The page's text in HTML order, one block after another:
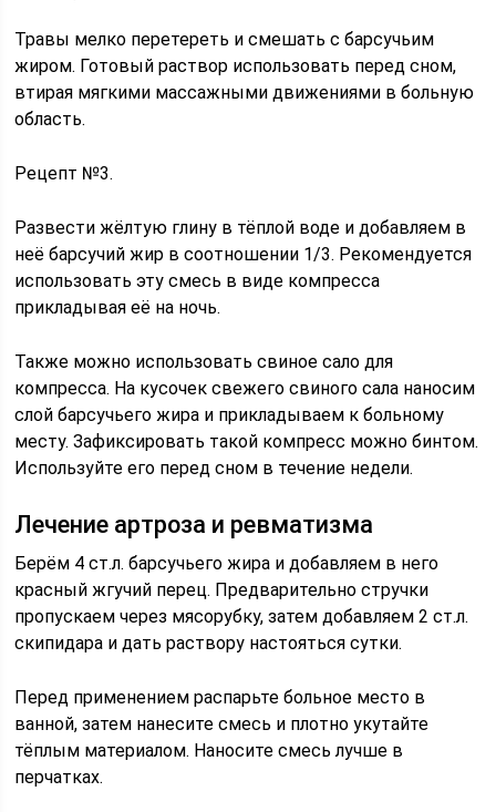
Травы мелко перетереть и смешать с барсучьим
жиром. Готовый раствор использовать перед сном,
втирая мягкими массажными движениями в больную
область.
Рецепт №3.
Развести жёлтую глину в тёплой воде и добавляем в
неё барсучий жир в соотношении 1/3. Рекомендуется
использовать эту смесь в виде компресса
прикладывая её на ночь.
Также можно использовать свиное сало для
компресса. На кусочек свежего свиного сала наносим
слой барсучьего жира и прикладываем к больному
месту. Зафиксировать такой компресс можно бинтом.
Используйте его перед сном в течение недели.
Лечение артроза и ревматизма
Берём 4 ст.л. барсучьего жира и добавляем в него
красный жгучий перец. Предварительно стручки
пропускаем через мясорубку, затем добавляем 2 ст.л.
скипидара и дать раствору настояться сутки.
Перед применением распарьте больное место в
ванной, затем нанесите смесь и плотно укутайте
тёплым материалом. Наносите смесь лучше в
перчатках.